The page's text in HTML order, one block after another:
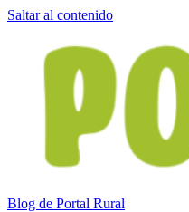
Saltar al contenido
Blog de Portal Rural